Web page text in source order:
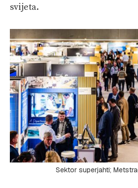
svijeta.
Sektor superjahti;